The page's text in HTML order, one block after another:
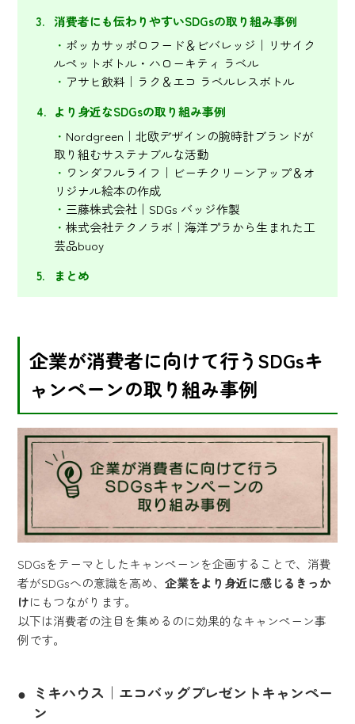
消費者にも伝わりやすいSDGsの取り組み事例
ポッカサッポロフード＆ビバレッジ｜リサイク
ルペットボトル・ハローキティ ラベル
アサヒ飲料｜ラク＆エコ ラベルレスボトル
より身近なSDGsの取り組み事例
Nordgreen｜北欧デザインの腕時計ブランドが
取り組むサステナブルな活動
ワンダフルライフ｜ビーチクリーンアップ＆オ
リジナル絵本の作成
三藤株式会社｜SDGs バッジ作製
株式会社テクノラボ｜海洋プラから生まれた工
芸品buoy
まとめ
企業が消費者に向けて行うSDGsキ
ャンペーンの取り組み事例
SDGsをテーマとしたキャンペーンを企画することで、消費
者がSDGsへの意識を高め、企業をより身近に感じるきっか
けにもつながります。
以下は消費者の注目を集めるのに効果的なキャンペーン事
例です。
ミキハウス｜エコバッグプレゼントキャンペー
ン